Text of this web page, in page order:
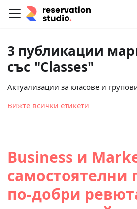
3 публикации
със "Classes"
Актуализации за класове и
Вижте всички етикети
Business и
самостоятелни
по-добри